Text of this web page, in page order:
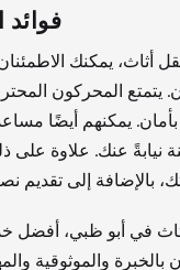
أثاث، يمكنك الاطمئنان
يتمتع المحركون
بأمان. يمكنهم أيضًا
نيابةً عنك. علاوة
في أبو ظبي، أفضل
بالخبرة والموثوقية